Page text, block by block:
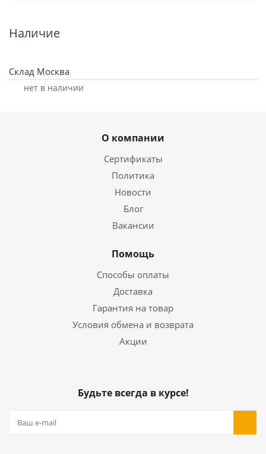
Наличие
Склад Москва
Нет в наличии
О компании
Сертификаты
Политика
Новости
Блог
Вакансии
Помощь
Способы оплаты
Доставка
Гарантия на товар
Условия обмена и возврата
Акции
Будьте всегда в курсе!